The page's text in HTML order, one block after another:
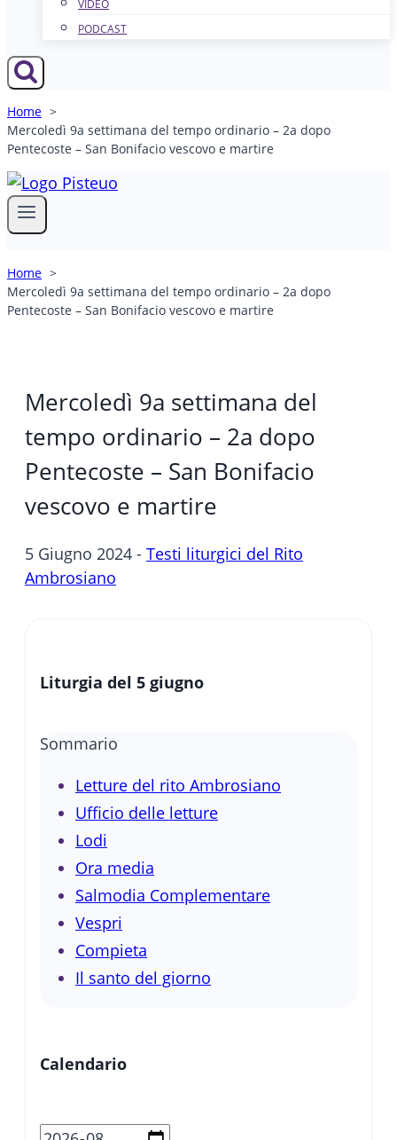
VIDEO
PODCAST
Home
Mercoledì 9a settimana del tempo ordinario – 2a dopo
Pentecoste – San Bonifacio vescovo e martire
Home
Mercoledì 9a settimana del tempo ordinario – 2a dopo
Pentecoste – San Bonifacio vescovo e martire
Mercoledì 9a settimana del
tempo ordinario – 2a dopo
Pentecoste – San Bonifacio
vescovo e martire
5 Giugno 2024 - Testi liturgici del Rito
Ambrosiano
Liturgia del 5 giugno
Sommario
Letture del rito Ambrosiano
Ufficio delle letture
Lodi
Ora media
Salmodia Complementare
Vespri
Compieta
Il santo del giorno
Calendario